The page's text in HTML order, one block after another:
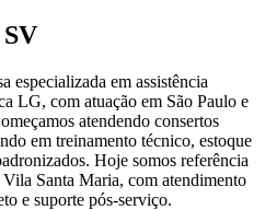
especializada em assistência
LG, com atuação em São Paulo e
atendendo consertos
em treinamento técnico, estoque
Hoje somos referência
Santa Maria, com atendimento
e suporte pós-serviço.